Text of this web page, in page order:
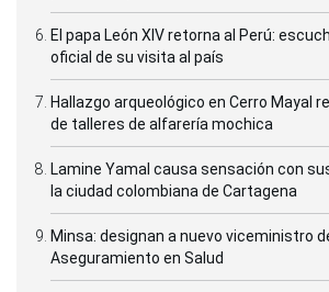
El papa León XIV retorna al Perú:
oficial de su visita al país
Hallazgo arqueológico en Cerro Mayal
de talleres de alfarería mochica
Lamine Yamal causa sensación con
la ciudad colombiana de Cartagena
Minsa: designan a nuevo viceministro
Aseguramiento en Salud